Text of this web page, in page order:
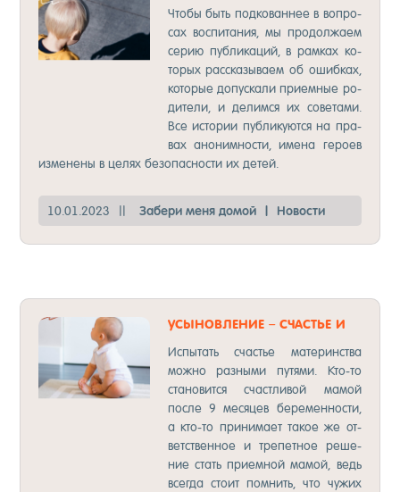
Что­бы быть под­ко­ван­нее в воп­ро­
сах вос­пи­та­ния, мы про­дол­жа­ем
се­рию пуб­ли­ка­ций, в рам­ках ко­
то­рых рас­ска­зы­ва­ем об ошиб­ках,
ко­то­рые до­пус­ка­ли при­ем­ные ро­
ди­те­ли, и де­лим­ся их со­ве­та­ми.
Все ис­то­рии пуб­ли­ку­ют­ся на пра­
вах ано­ним­нос­ти, име­на ге­ро­ев
из­ме­не­ны в це­лях бе­зо­пас­нос­ти их де­тей.
10.01.2023 За­бе­ри ме­ня до­мой | Но­вос­ти
УСЫ­НОВ­ЛЕ­НИЕ – СЧАСТЬЕ И
Ис­пы­тать счастье ма­те­ринс­тва
мож­но раз­ны­ми пу­тя­ми. Кто-то
ста­но­вит­ся счас­тли­вой ма­мой
пос­ле 9 ме­ся­цев бе­ре­мен­нос­ти,
а кто-то при­ни­ма­ет та­кое же от­
ветс­твен­ное и тре­пет­ное ре­ше­
ние стать при­ем­ной ма­мой, ведь
всег­да сто­ит пом­нить, что чу­жих